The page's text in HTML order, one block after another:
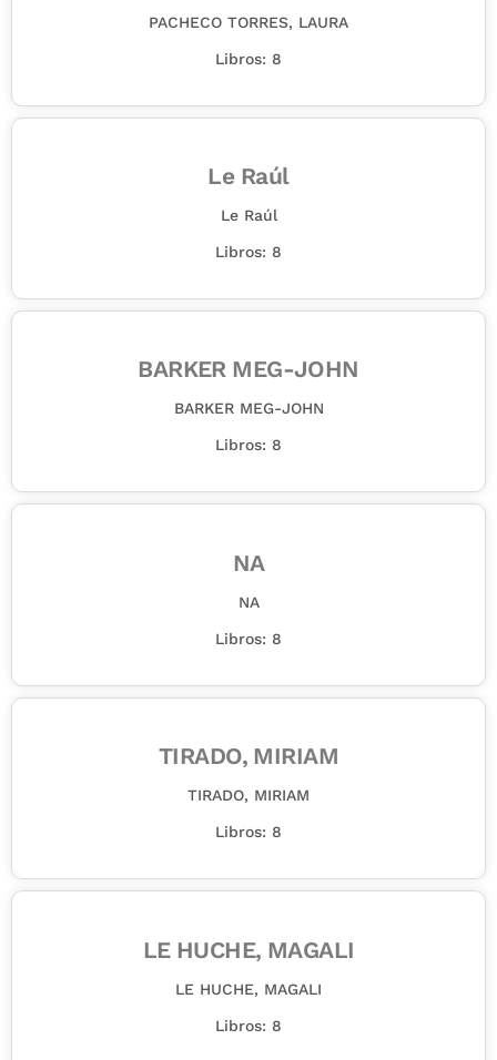
PACHECO TORRES, LAURA
Libros: 8
Le Raúl
Le Raúl
Libros: 8
BARKER MEG-JOHN
BARKER MEG-JOHN
Libros: 8
NA
NA
Libros: 8
TIRADO, MIRIAM
TIRADO, MIRIAM
Libros: 8
LE HUCHE, MAGALI
LE HUCHE, MAGALI
Libros: 8